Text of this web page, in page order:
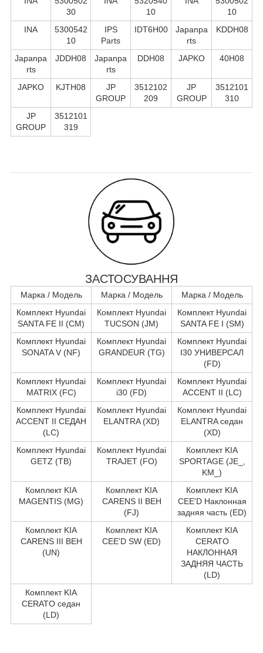
30
10
10
INA
5300542
10
IPS
Parts
IDT6H00
Japanpa
rts
KDDH08
Japanpa
rts
JDDH08
Japanpa
rts
DDH08 JAPKO 40H08
JAPKO KJTH08
JP
GROUP
3512102
209
JP
GROUP
3512101
310
JP
GROUP
3512101
319
ЗАСТОСУВАННЯ
Марка / Модель Марка / Модель
Марка / Модель
Комплект Hyundai
SANTA FE II (CM)
Комплект Hyundai
TUCSON (JM)
Комплект Hyundai
SANTA FE I (SM)
Комплект Hyundai
SONATA V (NF)
Комплект Hyundai
GRANDEUR (TG)
Комплект Hyundai
I30 УНИВЕРСАЛ
(FD)
Комплект Hyundai
MATRIX (FC)
Комплект Hyundai
i30 (FD)
Комплект Hyundai
ACCENT II (LC)
Комплект Hyundai
ACCENT II СЕДАН
(LC)
Комплект Hyundai
ELANTRA (XD)
Комплект Hyundai
ELANTRA седан
(XD)
Комплект Hyundai
GETZ (TB)
Комплект Hyundai
TRAJET (FO)
Комплект KIA
SPORTAGE (JE_,
KM_)
Комплект KIA
MAGENTIS (MG)
Комплект KIA
CARENS II ВЕН
(FJ)
Комплект KIA
CEE'D Наклонная
задняя часть (ED)
Комплект KIA
CARENS III ВЕН
(UN)
Комплект KIA
CEE'D SW (ED)
Комплект KIA
CERATO
НАКЛОННАЯ
ЗАДНЯЯ ЧАСТЬ
(LD)
Комплект KIA
CERATO седан
(LD)